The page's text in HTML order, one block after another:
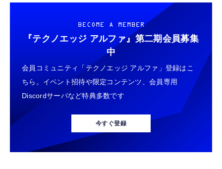
BECOME A MEMBER
『テクノエッジ アルファ』 第二期会員募集
中
会員コミュニティ「テクノエッジ アルファ」登録はこ
ちら。イベント招待や限定コンテンツ、会員専用
Discordサーバなど特典多数です
今すぐ登録